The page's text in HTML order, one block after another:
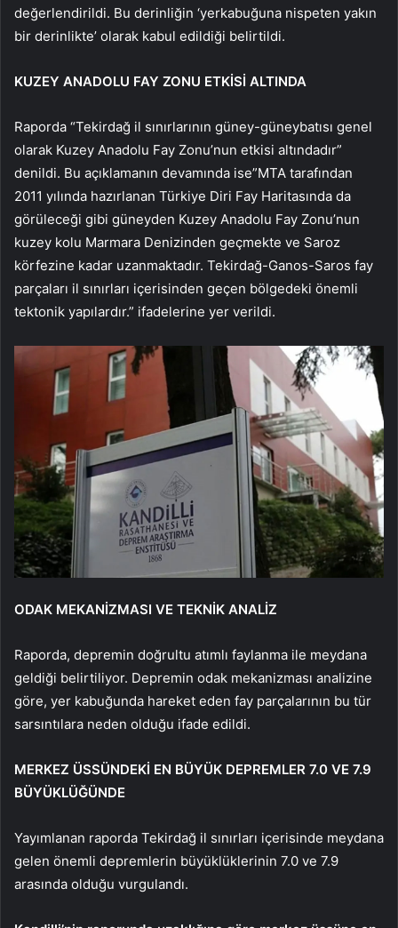
değerlendirildi. Bu derinliğin ‘yerkabuğuna nispeten yakın
bir derinlikte’ olarak kabul edildiği belirtildi.
KUZEY ANADOLU FAY ZONU ETKİSİ ALTINDA
Raporda “Tekirdağ il sınırlarının güney-güneybatısı genel
olarak Kuzey Anadolu Fay Zonu’nun etkisi altındadır”
denildi. Bu açıklamanın devamında ise”MTA tarafından
2011 yılında hazırlanan Türkiye Diri Fay Haritasında da
görüleceği gibi güneyden Kuzey Anadolu Fay Zonu’nun
kuzey kolu Marmara Denizinden geçmekte ve Saroz
körfezine kadar uzanmaktadır. Tekirdağ-Ganos-Saros fay
parçaları il sınırları içerisinden geçen bölgedeki önemli
tektonik yapılardır.” ifadelerine yer verildi.
ODAK MEKANİZMASI VE TEKNİK ANALİZ
Raporda, depremin doğrultu atımlı faylanma ile meydana
geldiği belirtiliyor. Depremin odak mekanizması analizine
göre, yer kabuğunda hareket eden fay parçalarının bu tür
sarsıntılara neden olduğu ifade edildi.
MERKEZ ÜSSÜNDEKİ EN BÜYÜK DEPREMLER 7.0 VE 7.9
BÜYÜKLÜĞÜNDE
Yayımlanan raporda Tekirdağ il sınırları içerisinde meydana
gelen önemli depremlerin büyüklüklerinin 7.0 ve 7.9
arasında olduğu vurgulandı.